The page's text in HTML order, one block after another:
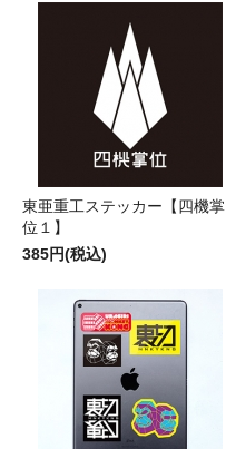
東亜重工ステッカー【四機掌
位１】
385円(税込)